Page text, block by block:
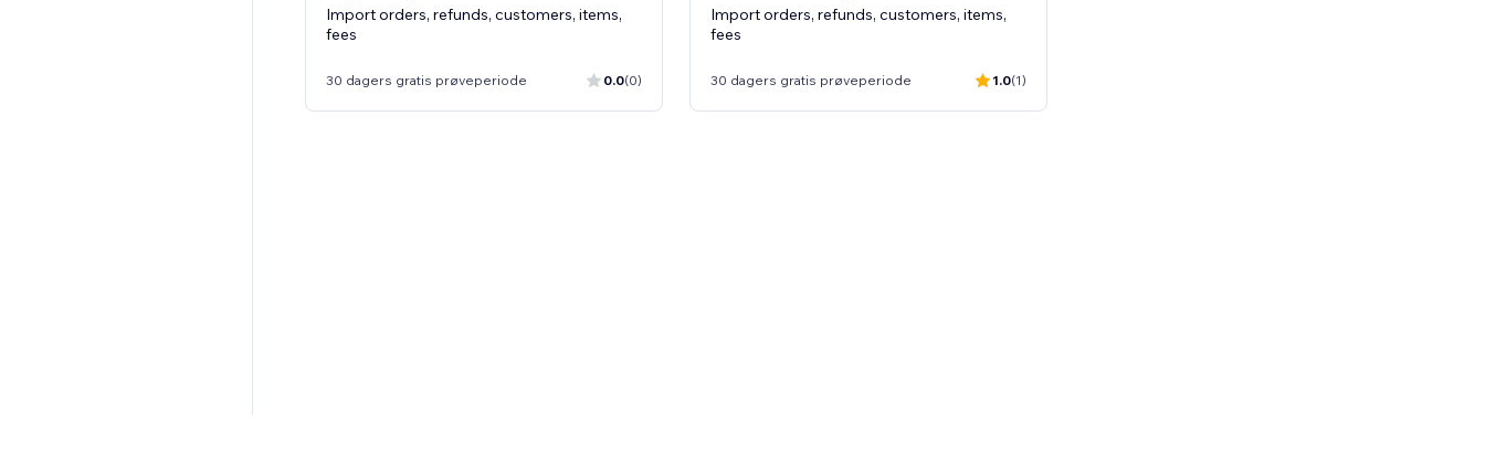
Import orders, refunds, customers, items,
fees
30 dagers gratis prøveperiode 0.0(0)
Import orders, refunds, customers, items,
fees
30 dagers gratis prøveperiode 1.0(1)